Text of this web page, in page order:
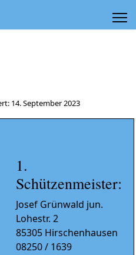
14. September 2023
1.
Schützenmeister:
Josef Grünwald jun.
Lohestr. 2
85305 Hirschenhausen
08250 / 1639